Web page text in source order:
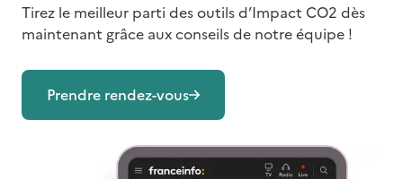
Tirez le meilleur parti des outils d’Impact CO2 dès
maintenant grâce aux conseils de notre équipe !
Prendre rendez-vous